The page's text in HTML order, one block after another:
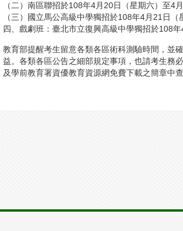
（二）南區聯招於108年4月20日（星期六）至4
（三）國立馬公高級中學獨招於108年4月21日（
四、戲劇班：臺北市立復興高級中學獨招於108
教育部提醒考生留意各類各區術科測驗時間，並
益。各類各區公告之細部規定事項，也請考生務
及學前教育署資優教育資源網免費下載之簡章中